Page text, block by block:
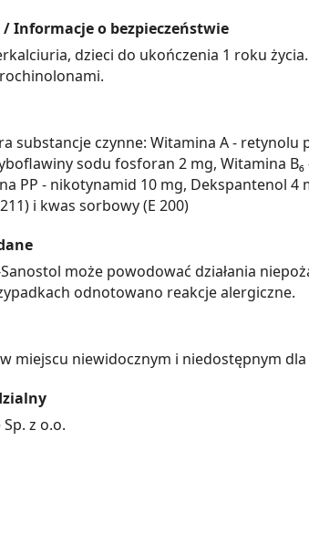
Informacje o bezpieczeństwie
dzieci do ukończenia 1 roku
substancje czynne: Witamina A -
sodu fosforan 2 mg, Witamina
PP - nikotynamid 10 mg, Dekspantenol
i kwas sorbowy (E 200)
może powodować działania
odnotowano reakcje alergiczne.
miejscu niewidocznym i niedostępnym dla
z o.o.